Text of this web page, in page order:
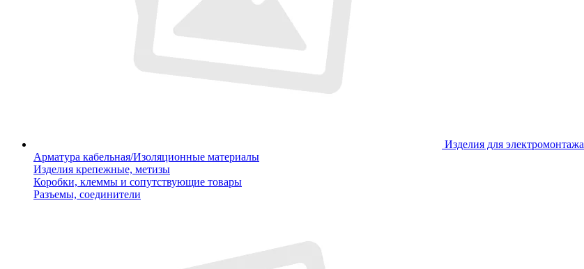
Изделия для электромонтажа
Арматура кабельная/Изоляционные материалы
Изделия крепежные, метизы
Коробки, клеммы и сопутствующие товары
Разъемы, соединители